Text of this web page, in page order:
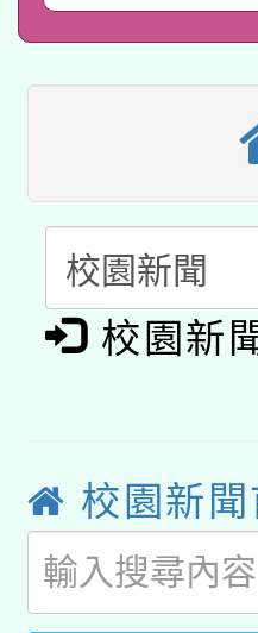
本館辦
暨閱讀
科技賦
A3數位
「數位
pilot」
有關大
薪期間
轉知經
用水績
動」
桃園市
開 智慧
校園新
校園新